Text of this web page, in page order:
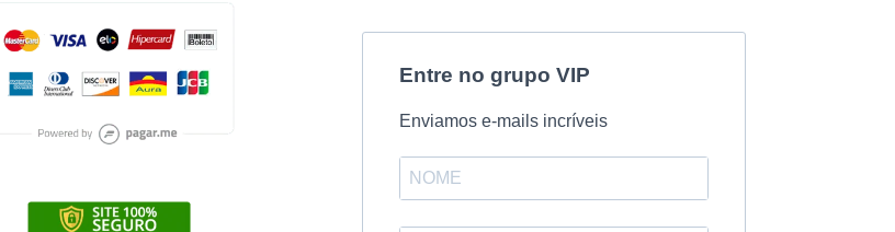
Entre no grupo VIP
Enviamos e-mails incríveis